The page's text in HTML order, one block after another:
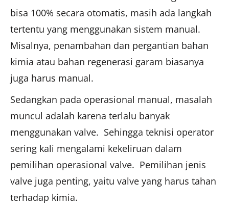
bisa 100% secara otomatis, masih ada langkah
tertentu yang menggunakan sistem manual.
Misalnya, penambahan dan pergantian bahan
kimia atau bahan regenerasi garam biasanya
juga harus manual.
Sedangkan pada operasional manual, masalah
muncul adalah karena terlalu banyak
menggunakan valve. Sehingga teknisi operator
sering kali mengalami kekeliruan dalam
pemilihan operasional valve. Pemilihan jenis
valve juga penting, yaitu valve yang harus tahan
terhadap kimia.